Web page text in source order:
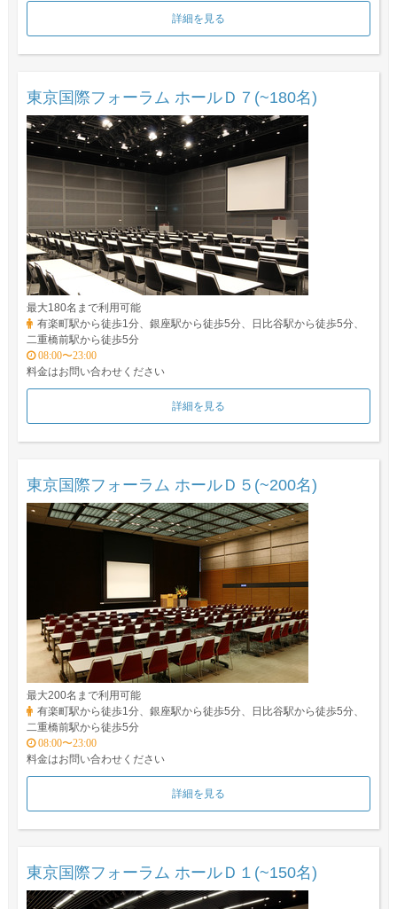
詳細を見る
東京国際フォーラム ホールＤ７(~180名)
最大180名まで利用可能
有楽町駅から徒歩1分、銀座駅から徒歩5分、日比谷駅から徒歩5分、
二重橋前駅から徒歩5分
08:00〜23:00
料金はお問い合わせください
詳細を見る
東京国際フォーラム ホールＤ５(~200名)
最大200名まで利用可能
有楽町駅から徒歩1分、銀座駅から徒歩5分、日比谷駅から徒歩5分、
二重橋前駅から徒歩5分
08:00〜23:00
料金はお問い合わせください
詳細を見る
東京国際フォーラム ホールＤ１(~150名)